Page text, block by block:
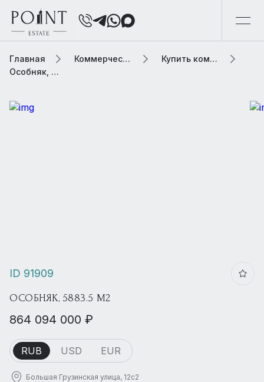
Главная Коммерческая элитная недвижимость
Купить коммерческую недвижимость
Особняк, 5883.5 м2
ID 91909
ОСОБНЯК, 5883.5 М2
864 094 000 ₽
RUB USD EUR
Большая Грузинская улица, 12с2